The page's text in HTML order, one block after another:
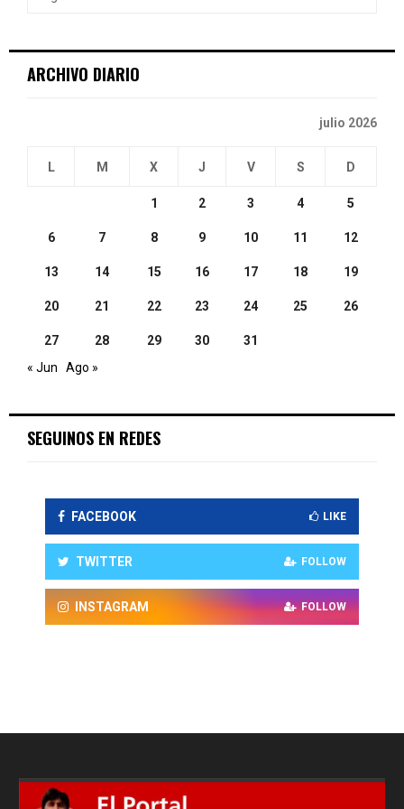
ARCHIVO DIARIO
julio 2026
L M X J V S D
1 2 3 4 5
6 7 8 9 10 11 12
13 14 15 16 17 18 19
20 21 22 23 24 25 26
27 28 29 30
31
« Jun
Ago »
SEGUINOS EN REDES
FACEBOOK LIKE
TWITTER FOLLOW
INSTAGRAM FOLLOW